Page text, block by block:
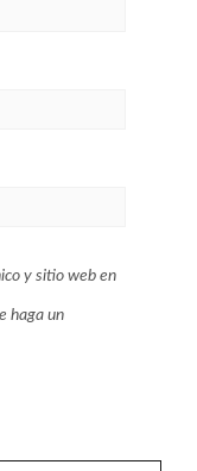
y sitio web en
haga un